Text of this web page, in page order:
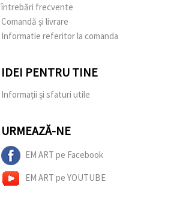
întrebări frecvente
Comandă și livrare
Informatie referitor la comanda
IDEI PENTRU TINE
Informații și sfaturi utile
URMEAZĂ-NE
EM ART pe Facebook
EM ART pe YOUTUBE